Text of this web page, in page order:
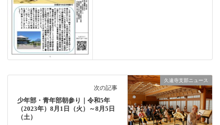
久遠寺支部ニュース
次の記事
少年部・青年部朝参り｜令和5年
（2023年）8月1日（火）～8月5日
（土）